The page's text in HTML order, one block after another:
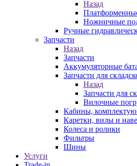
Назад
Ножничные
Ручные
Запчасти
Назад
Запчасти
Аккумуляторные
Запчасти для
Назад
Запчасти для
Вилочные
Кабины,
Каретки, вилы и
Колеса и ролики
Фильтры
Шины
Услуги